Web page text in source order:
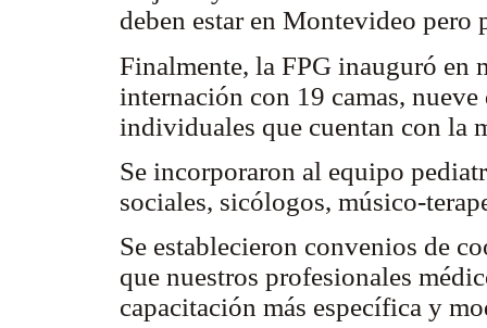
deben estar en Montevideo
Finalmente, la FPG inauguró en
internación con 19 camas,
individuales que cuentan con la
Se incorporaron al equipo
sociales, sicólogos, músico-
Se establecieron convenios de
que nuestros profesionales
capacitación más específica y